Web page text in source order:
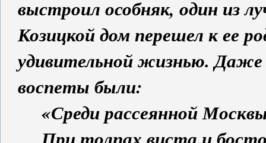
выстроил особняк, один из
Козицкой дом перешел к ее
удивительной жизнью. Даже
воспеты были:
«Среди рассеянной